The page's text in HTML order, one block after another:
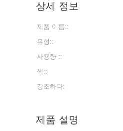
상세 정보
제품 이름::
유형::
사용량 ::
색::
강조하다:
제품 설명